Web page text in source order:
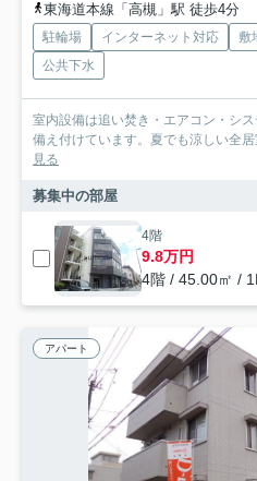
東海道本線「高槻」駅 徒歩4分
駐輪場 インターネット対応 敷
公共下水
室内設備は追い焚き・エアコン・シ
備え付けています。夏でも涼しい全
見る
募集中の部屋
4階
9.8万円
4階 / 45.00㎡ /
アパート